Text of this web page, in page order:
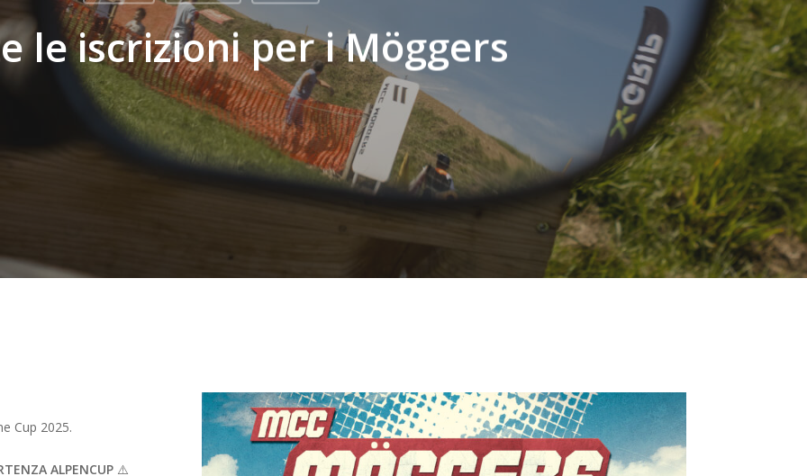
le iscrizioni per i Möggers
Cup 2025.
ALPENCUP ⚠️